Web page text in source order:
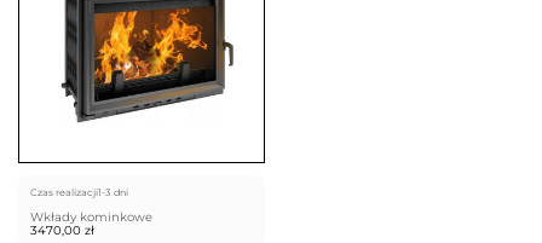
Czas realizacji1-3 dni
Wkłady kominkowe
3470,00 zł